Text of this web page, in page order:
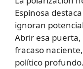
Espinosa
ignoran
Abrir esa puerta,
fracaso
político profundo.